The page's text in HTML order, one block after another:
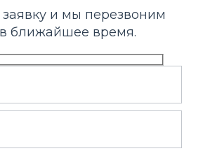
заявку и мы перезвоним
ближайшее время.